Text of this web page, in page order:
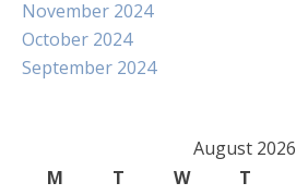
November 2024
October 2024
September 2024
August 2026
M
T W T